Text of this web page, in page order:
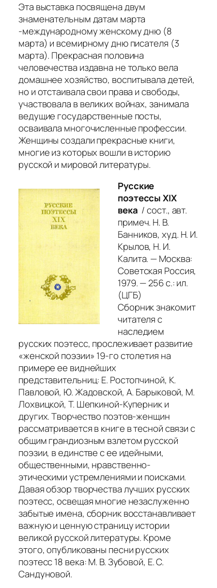
Эта выставка посвящена двум
знаменательным датам марта
-международному женскому дню (8
марта) и всемирному дню писателя (3
марта). Прекрасная половина
человечества издавна не только вела
домашнее хозяйство, воспитывала детей,
но и отстаивала свои права и свободы,
участвовала в великих войнах, занимала
ведущие государственные посты,
осваивала многочисленные профессии.
Женщины создали прекрасные книги,
многие из которых вошли в историю
русской и мировой литературы.
Русские
поэтессы XIX
века / сост., авт.
примеч. Н. В.
Банников, худ. Н. И.
Крылов, Н. И.
Калита. — Москва:
Советская Россия,
1979. — 256 с.: ил.
(ЦГБ)
Сборник знакомит
читателя с
наследием
русских поэтесс, прослеживает развитие
«женской поэзии» 19-го столетия на
примере ее виднейших
представительниц: Е. Ростопчиной, К.
Павловой, Ю. Жадовской, А. Барыковой, М.
Лохвицкой, Т. Шепкиной-Куперник и
других. Творчество поэтов-женщин
рассматривается в книге в тесной связи с
общим грандиозным взлетом русской
поэзии, в единстве с ее идейными,
общественными, нравственно-
этическими устремлениями и поисками.
Давая обзор творчества лучших русских
поэтесс, освещая многие незаслуженно
забытые имена, сборник восстанавливает
важную и ценную страницу истории
великой русской литературы. Кроме
этого, опубликованы песни русских
поэтесс 18 века: М. В. Зубовой, Е. С.
Сандуновой.